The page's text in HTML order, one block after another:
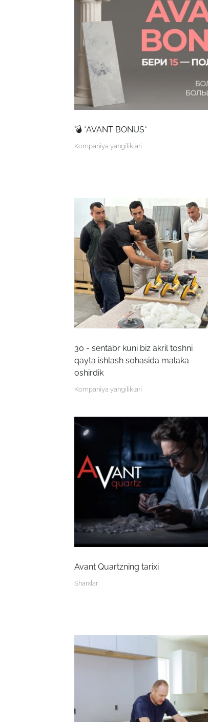
💣 *AVANT BONUS*
Kompaniya yangiliklari
30 - sentabr kuni biz akril toshni
qayta ishlash sohasida malaka
oshirdik
Kompaniya yangiliklari
Avant Quartzning tarixi
Sharxlar